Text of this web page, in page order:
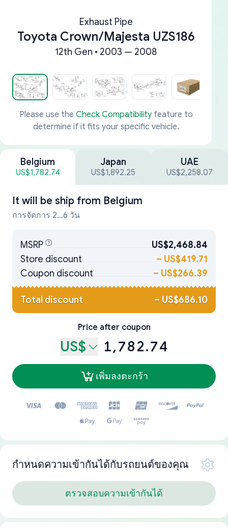
Exhaust Pipe
Toyota Crown/Majesta UZS186
12th Gen • 2003 — 2008
Please use the Check Compatibilityfeature to
determine if it fits your specific vehicle.
Belgium
US$1,782.74
Japan
US$1,892.25
UAE
US$2,258.07
It will be ship from Belgium
การจัดการ 2...6 วัน
MSRP
US$2,468.84
Store discount
– US$419.71
Coupon discount
– US$266.39
Total discount – US$686.10
Price after coupon
US$ 1,782.74
เพิ่มลงตะกร้า
กำหนดความเข้ากันได้กับรถยนต์ของคุณ
ตรวจสอบความเข้ากันได้